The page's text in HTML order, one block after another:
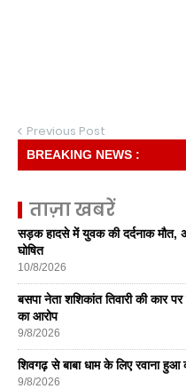
Previous Post
BREAKING NEWS :
ताज़ा खबरें
सड़क हादसे में युवक की दर्दनाक मौत,
घोषित
10/8/2026
बसपा नेता शशिकांत तिवारी की कार
का आरोप
9/8/2026
शिवगढ़ से बाबा धाम के लिए रवाना हुआ
9/8/2026